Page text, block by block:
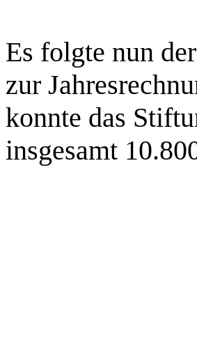
Es folgte nun
zur
konnte das
insgesamt